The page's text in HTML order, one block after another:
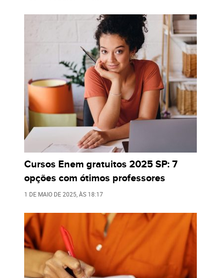
Cursos Enem gratuitos 2025 SP: 7
opções com ótimos professores
1 DE MAIO DE 2025 , ÀS 18:17